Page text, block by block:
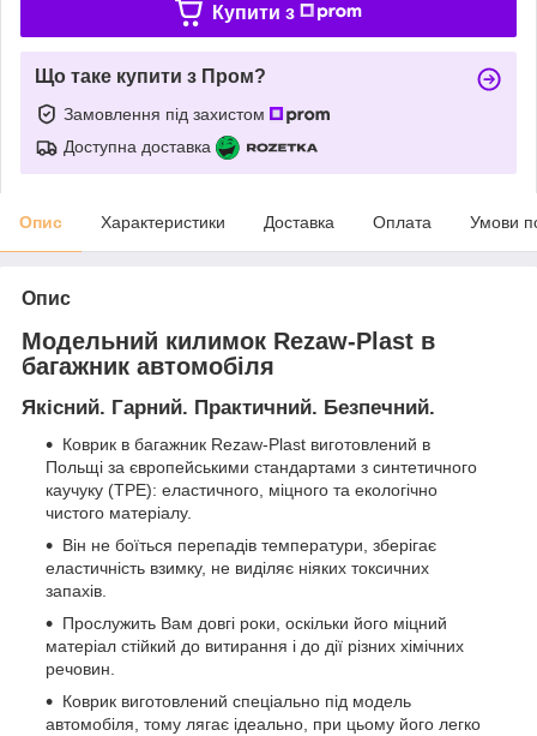
Купити з
Що таке купити з Пром?
Замовлення під захистом
Доступна доставка
Опис Характеристики Доставка Оплата Умови
Опис
Модельний килимок Rezaw-Plast в
багажник автомобіля
Якісний. Гарний. Практичний. Безпечний.
Коврик в багажник Rezaw-Plast виготовлений в
Польщі за європейськими стандартами з синтетичного
каучуку (ТРЕ): еластичного, міцного та екологічно
чистого матеріалу.
Він не боїться перепадів температури, зберігає
еластичність взимку, не виділяє ніяких токсичних
запахів.
Прослужить Вам довгі роки, оскільки його міцний
матеріал стійкий до витирання і до дії різних хімічних
речовин.
Коврик виготовлений спеціально під модель
автомобіля, тому лягає ідеально, при цьому його легко